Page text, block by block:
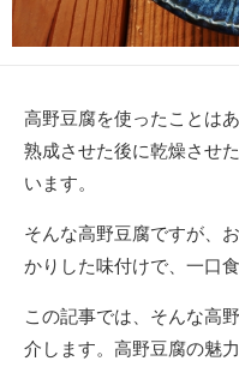
高野豆腐を使ったことは
熟成させた後に乾燥させ
います。
そんな高野豆腐ですが、
かりした味付けで、一口
この記事では、そんな高
介します。高野豆腐の魅